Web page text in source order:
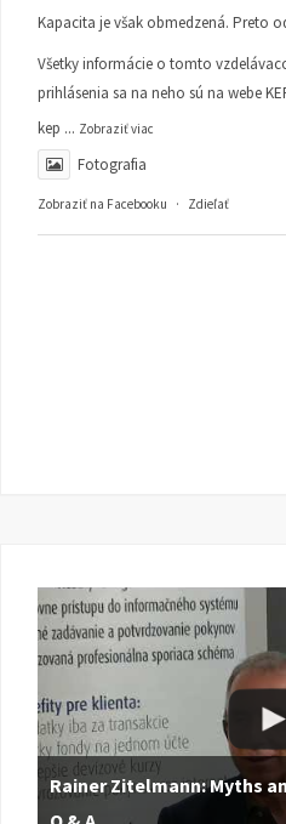
Kapacita je však obmedzená. Preto
Všetky informácie o tomto
prihlásenia sa na neho sú na webe
kep ... Zobraziť viac
Fotografia
Zobraziť na Facebooku · Zdieľať
Rainer Zitelmann: Myths